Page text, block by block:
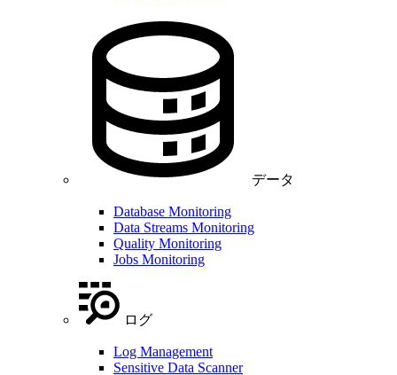
データ
Database Monitoring
Data Streams Monitoring
Quality Monitoring
Jobs Monitoring
ログ
Log Management
Sensitive Data Scanner